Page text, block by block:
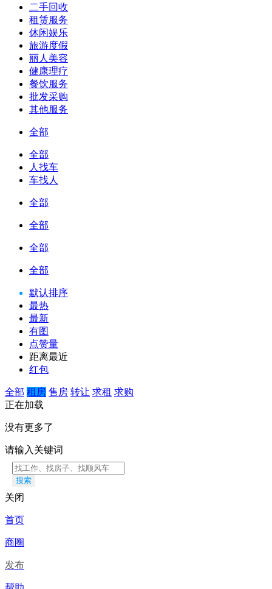
二手回收
租赁服务
休闲娱乐
旅游度假
丽人美容
健康理疗
餐饮服务
批发采购
其他服务
全部
全部
人找车
车找人
全部
全部
全部
全部
默认排序
最热
最新
有图
点赞量
距离最近
红包
全部 租房 售房 转让 求租 求购
正在加载
没有更多了
请输入关键词
搜索
关闭
首页
商圈
发布